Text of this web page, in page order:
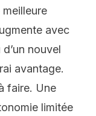
avec
nouvel
avantage.
faire. Une
limitée